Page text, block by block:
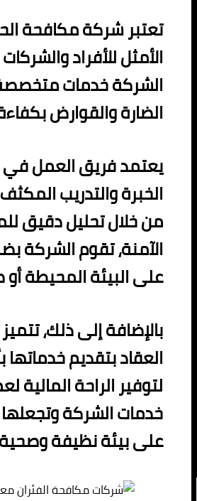
تعتبر شركة مكافحة
الأمثل للأفراد
الشركة خدمات
الضارة والقوارض
يعتمد فريق العمل
الخبرة والتدريب
من خلال تحليل دقيق
الآمنة، تقوم الشركة
على البيئة المحيطة أو
بالإضافة إلى ذلك،
لتوفير الراحة
خدمات الشركة وتجعلها
على بيئة نظيفة